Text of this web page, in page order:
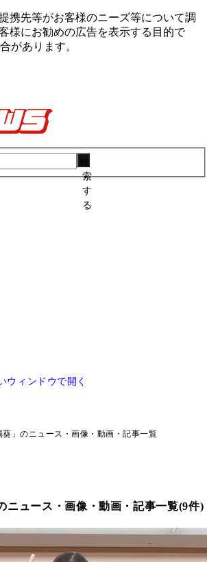
携先等がお客様のニーズ等について調
様にお勧めの広告を表⽰する⽬的で
があります。
索
す
る
ウィンドウで開く
葵」のニュース・画像・動画・記事一覧
ニュース・画像・動画・記事一覧(9件)